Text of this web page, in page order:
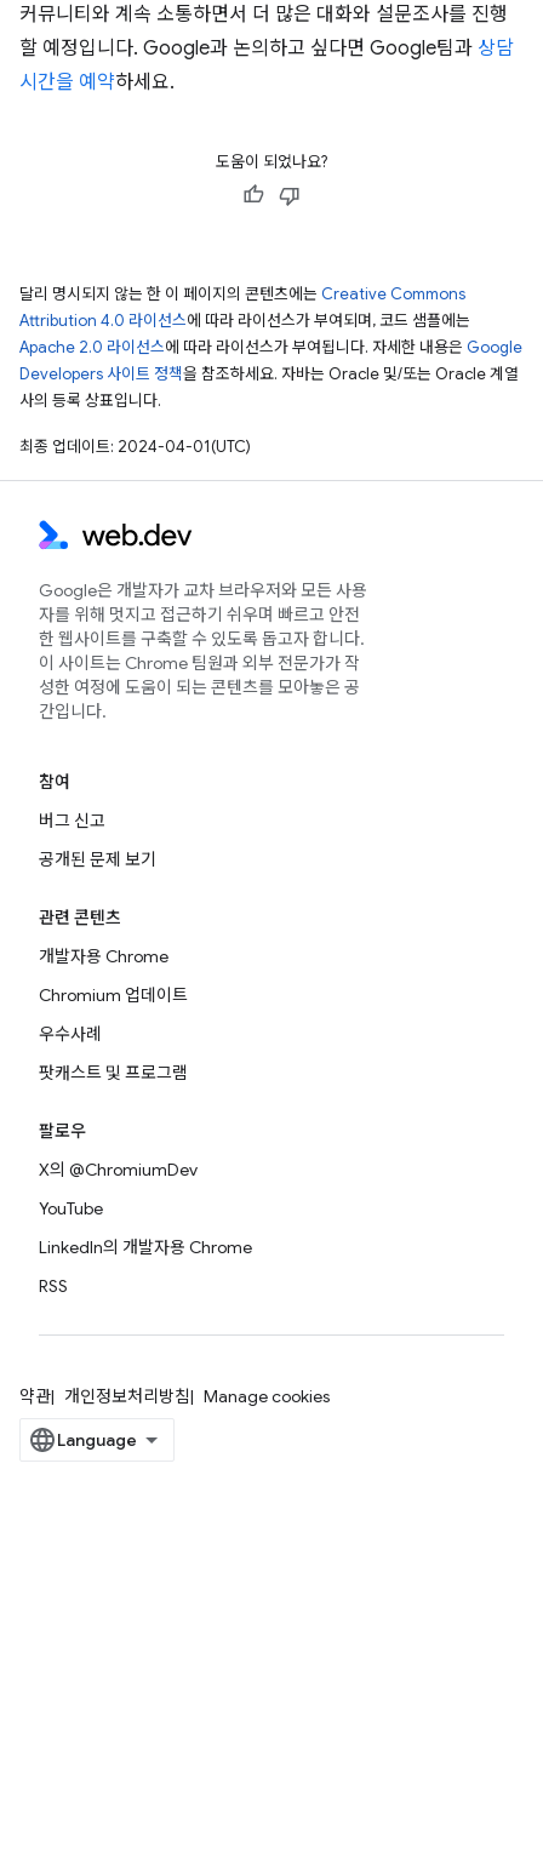
커뮤니티와 계속 소통하면서 더 많은 대화와 설문조사를 진행
할 예정입니다. Google과 논의하고 싶다면 Google팀과 상담
시간을 예약하세요.
도움이 되었나요?
달리 명시되지 않는 한 이 페이지의 콘텐츠에는 Creative Commons
Attribution 4.0 라이선스에 따라 라이선스가 부여되며, 코드 샘플에는
Apache 2.0 라이선스에 따라 라이선스가 부여됩니다. 자세한 내용은 Google
Developers 사이트 정책을 참조하세요. 자바는 Oracle 및/또는 Oracle 계열
사의 등록 상표입니다.
최종 업데이트: 2024-04-01(UTC)
Google은 개발자가 교차 브라우저와 모든 사용
자를 위해 멋지고 접근하기 쉬우며 빠르고 안전
한 웹사이트를 구축할 수 있도록 돕고자 합니다.
이 사이트는 Chrome 팀원과 외부 전문가가 작
성한 여정에 도움이 되는 콘텐츠를 모아놓은 공
간입니다.
참여
버그 신고
공개된 문제 보기
관련 콘텐츠
개발자용 Chrome
Chromium 업데이트
우수사례
팟캐스트 및 프로그램
팔로우
X의 @ChromiumDev
YouTube
LinkedIn의 개발자용 Chrome
RSS
약관 개인정보처리방침 Manage cookies